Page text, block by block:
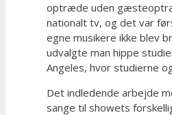
optræde uden
nationalt tv, og det var
egne musikere ikke blev
udvalgte man hippe
Angeles, hvor studierne
Det indledende arbejde
sange til showets